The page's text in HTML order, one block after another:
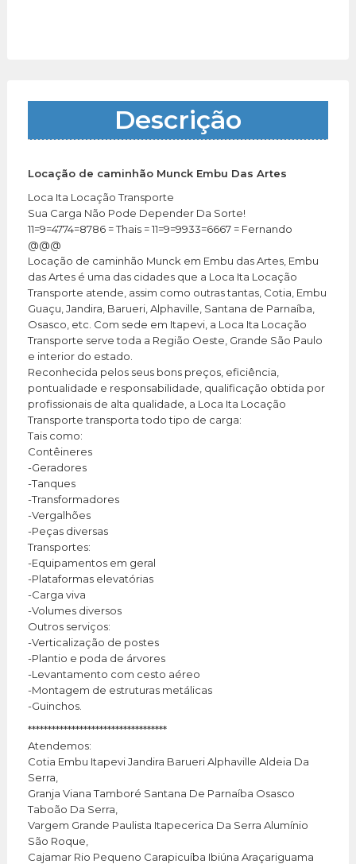
Descrição
Locação de caminhão Munck Embu Das Artes
Loca Ita Locação Transporte
Sua Carga Não Pode Depender Da Sorte!
11=9=4774=8786 = Thais = 11=9=9933=6667 = Fernando
@@@
Locação de caminhão Munck em Embu das Artes, Embu
das Artes é uma das cidades que a Loca Ita Locação
Transporte atende, assim como outras tantas, Cotia, Embu
Guaçu, Jandira, Barueri, Alphaville, Santana de Parnaíba,
Osasco, etc. Com sede em Itapevi, a Loca Ita Locação
Transporte serve toda a Região Oeste, Grande São Paulo
e interior do estado.
Reconhecida pelos seus bons preços, eficiência,
pontualidade e responsabilidade, qualificação obtida por
profissionais de alta qualidade, a Loca Ita Locação
Transporte transporta todo tipo de carga:
Tais como:
Contêineres
-Geradores
-Tanques
-Transformadores
-Vergalhões
-Peças diversas
Transportes:
-Equipamentos em geral
-Plataformas elevatórias
-Carga viva
-Volumes diversos
Outros serviços:
-Verticalização de postes
-Plantio e poda de árvores
-Levantamento com cesto aéreo
-Montagem de estruturas metálicas
-Guinchos.
***********************************
Atendemos:
Cotia Embu Itapevi Jandira Barueri Alphaville Aldeia Da
Serra,
Granja Viana Tamboré Santana De Parnaíba Osasco
Taboão Da Serra,
Vargem Grande Paulista Itapecerica Da Serra Alumínio
São Roque,
Cajamar Rio Pequeno Carapicuíba Ibiúna Araçariguama